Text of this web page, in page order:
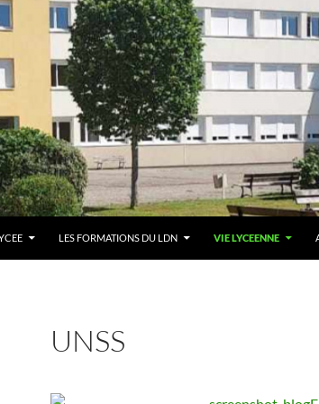
LES FORMATIONS DU LDN VIE LYCEENNE
UNSS